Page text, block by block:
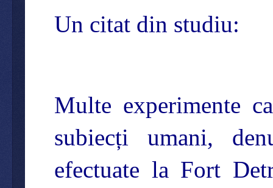
Un citat din studiu:
Multe experimente
subiecți umani,
efectuate la Fort